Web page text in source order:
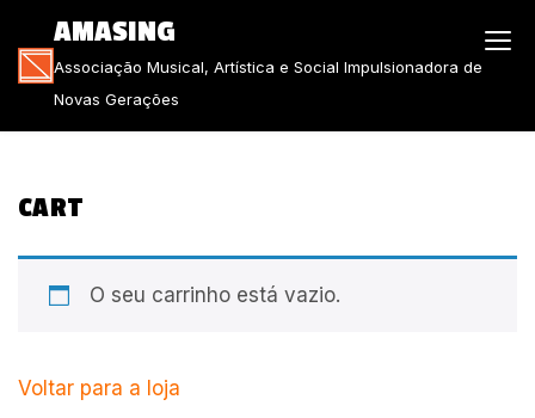
content
AMASING
Associação Musical, Artística e Social Impulsionadora de
Novas Gerações
CART
O seu carrinho está vazio.
Voltar para a loja